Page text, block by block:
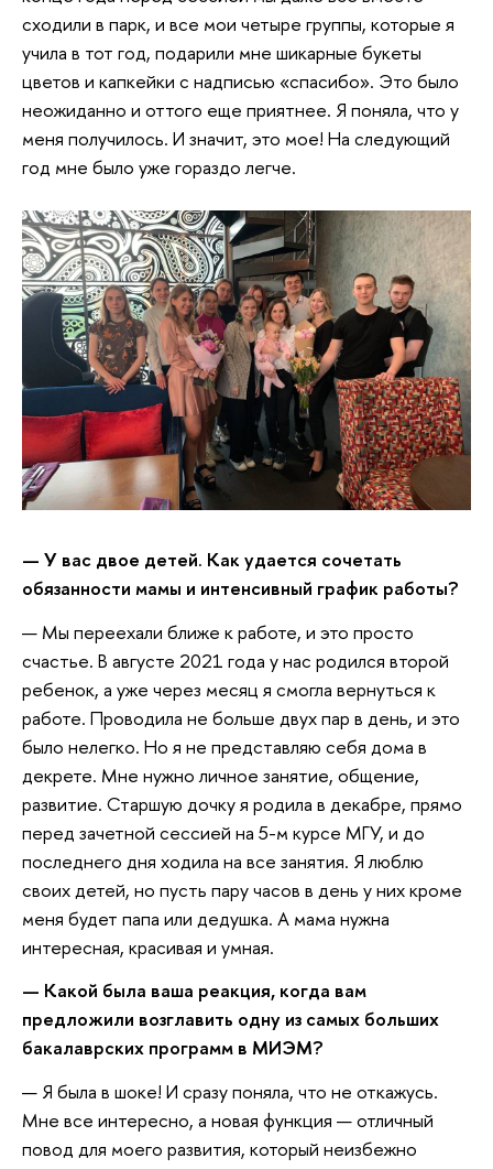
сходили в парк, и все мои четыре группы, которые я
учила в тот год, подарили мне шикарные букеты
цветов и капкейки с надписью «спасибо». Это было
неожиданно и оттого еще приятнее. Я поняла, что у
меня получилось. И значит, это мое! На следующий
год мне было уже гораздо легче.
— У вас двое детей. Как удается сочетать
обязанности мамы и интенсивный график работы?
— Мы переехали ближе к работе, и это просто
счастье. В августе 2021 года у нас родился второй
ребенок, а уже через месяц я смогла вернуться к
работе. Проводила не больше двух пар в день, и это
было нелегко. Но я не представляю себя дома в
декрете. Мне нужно личное занятие, общение,
развитие. Старшую дочку я родила в декабре, прямо
перед зачетной сессией на 5-м курсе МГУ, и до
последнего дня ходила на все занятия. Я люблю
своих детей, но пусть пару часов в день у них кроме
меня будет папа или дедушка. А мама нужна
интересная, красивая и умная.
— Какой была ваша реакция, когда вам
предложили возглавить одну из самых больших
бакалаврских программ в МИЭМ?
— Я была в шоке! И сразу поняла, что не откажусь.
Мне все интересно, а новая функция — отличный
повод для моего развития, который неизбежно